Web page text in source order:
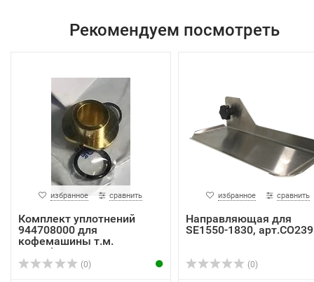
Рекомендуем посмотреть
избранное сравнить
Комплект уплотнений
944708000 для
кофемашины т.м.
LaCimba...
(0)
избранное сравнить
Направляющая для
SE1550-1830,
(0)